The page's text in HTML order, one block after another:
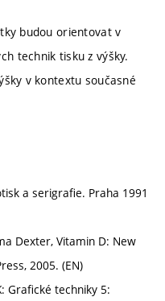
budou orientovat v
technik tisku z výšky.
v kontextu současné
a serigrafie. Praha 1991
Dexter, Vitamin D: New
2005. (EN)
Grafické techniky 5: